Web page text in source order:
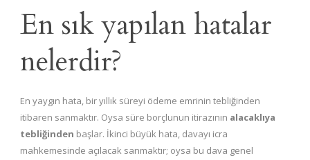
En sık yapılan hatalar
nelerdir?
En yaygın hata, bir yıllık süreyi ödeme emrinin tebliğinden
itibaren sanmaktır. Oysa süre borçlunun itirazının alacaklıya
tebliğinden başlar. İkinci büyük hata, davayı icra
mahkemesinde açılacak sanmaktır; oysa bu dava genel